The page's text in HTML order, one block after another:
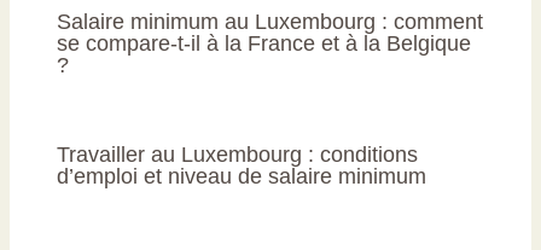
Salaire minimum au Luxembourg : comment
se compare-t-il à la France et à la Belgique
?
Travailler au Luxembourg : conditions
d’emploi et niveau de salaire minimum